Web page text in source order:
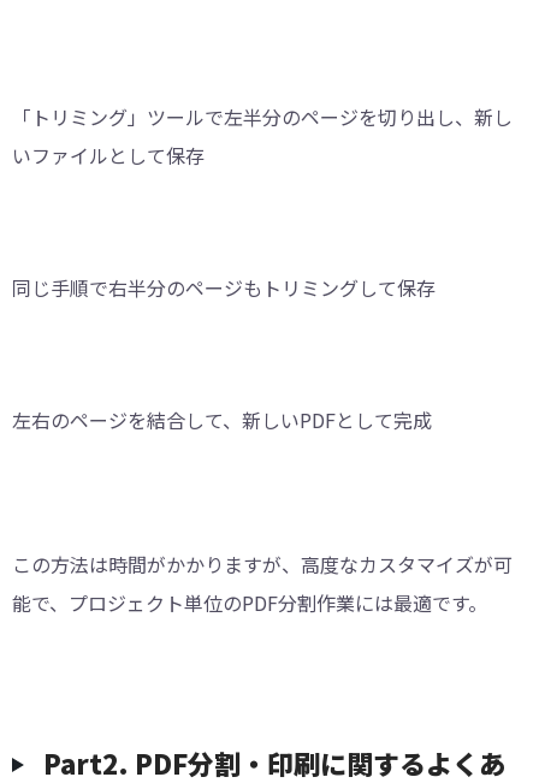
「トリミング」ツールで左半分のページを切り出し、新し
いファイルとして保存
同じ手順で右半分のページもトリミングして保存
左右のページを結合して、新しいPDFとして完成
この方法は時間がかかりますが、高度なカスタマイズが可
能で、プロジェクト単位のPDF分割作業には最適です。
Part2. PDF分割・印刷に関するよくあ